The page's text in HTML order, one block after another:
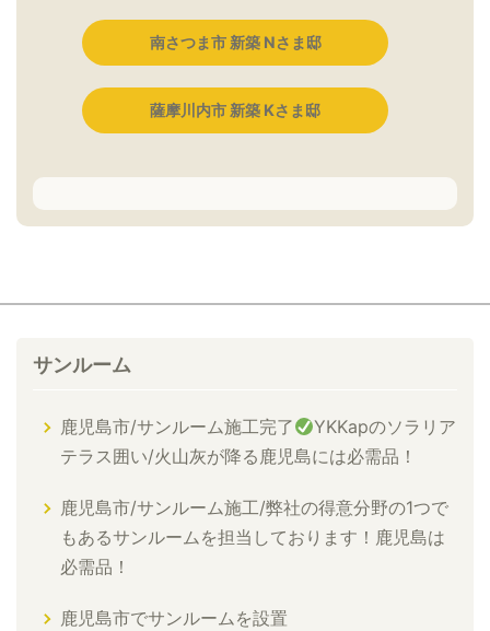
南さつま市 新築 Nさま邸
薩摩川内市 新築 Kさま邸
サンルーム
鹿児島市/サンルーム施工完了
YKKapのソラリア
テラス囲い/火山灰が降る鹿児島には必需品！
鹿児島市/サンルーム施工/弊社の得意分野の1つで
もあるサンルームを担当しております！鹿児島は
必需品！
鹿児島市でサンルームを設置